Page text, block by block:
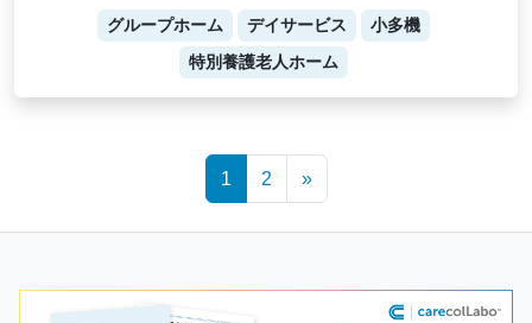
グループホーム デイサービス
小多機
特別養護老人ホーム
1 2 »